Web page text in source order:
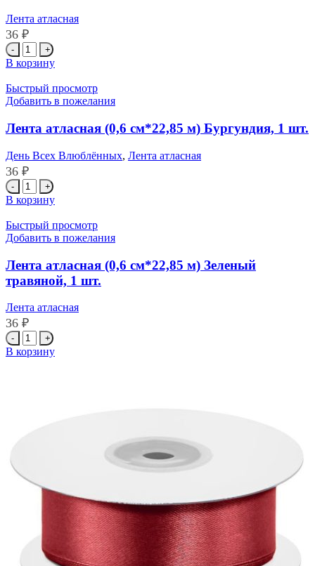
Лента атласная
36 ₽
Количество
товара
Лента
атласная
(0,6
м)
Абрикосовый,
шт.
В корзину
Быстрый просмотр
Добавить в пожелания
Лента атласная (0,6 см*22,85 м) Бургундия, 1 шт.
День Всех Влюблённых, Лента атласная
36 ₽
Количество
товара
Лента
атласная
(0,6
Бургундия,
1
В корзину
Быстрый просмотр
Добавить в пожелания
Лента атласная (0,6 см*22,85 м) Зеленый
травяной, 1 шт.
Лента атласная
36 ₽
Количество
товара
Лента
В корзину